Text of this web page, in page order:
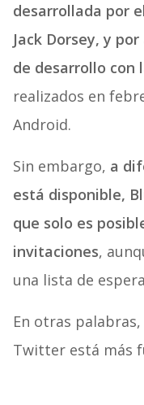
desarrollada por
Jack Dorsey, y
de desarrollo con
realizados en
Android.
Sin embargo, a
está disponible,
que solo es
invitaciones,
una lista de
En otras
Twitter está más